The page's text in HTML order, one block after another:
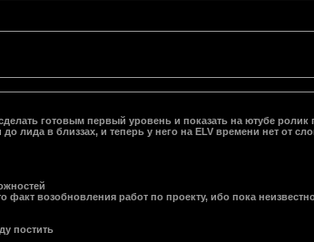
готовым первый уровень и показать на ютубе
лида в близзах, и теперь у него на ELV времени нет от
возобновления работ по проекту, ибо пока
постить